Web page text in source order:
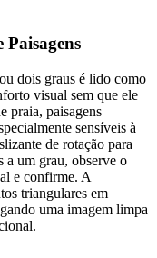
dois graus é lido como
visual sem que ele
praia, paisagens
sensíveis à
de rotação para
a um grau, observe o
e confirme. A
triangulares em
uma imagem limpa